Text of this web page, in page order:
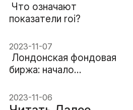
​ Что означают
показатели roi?
2023-11-07
​ Лондонская фондовая
биржа: начало
финансового центра
2023-11-06